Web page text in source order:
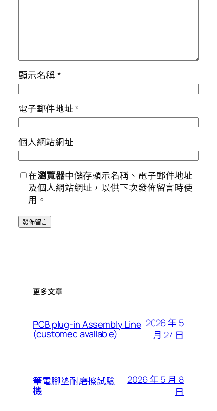
顯示名稱*
電子郵件地址*
個人網站網址
在瀏覽器中儲存顯示名稱、電子郵件地址
及個人網站網址，以供下次發佈留言時使
用。
更多文章
PCB plug-in Assembly Line
(customed available)
2026 年 5
月 27 日
筆電腳墊耐磨擦試驗
機
2026 年 5 月 8
日